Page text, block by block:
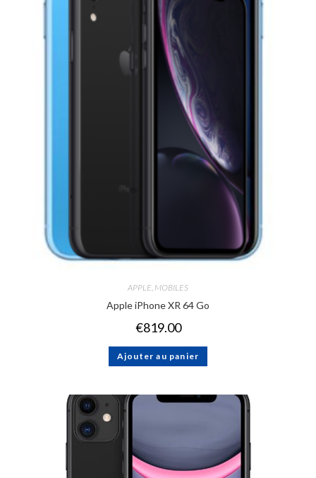
APPLE, MOBILES
Apple iPhone XR 64 Go
€819.00
Ajouter au panier